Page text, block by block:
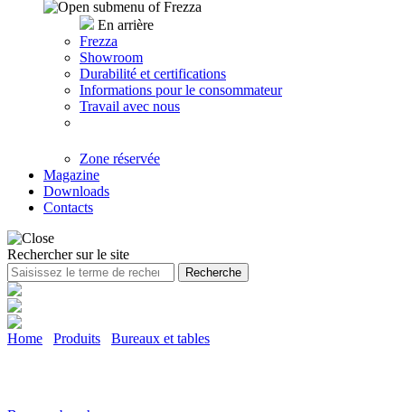
En arrière
Frezza
Showroom
Durabilité et certifications
Informations pour le consommateur
Travail avec nous
Zone réservée
Magazine
Downloads
Contacts
Rechercher sur le site
Recherche
Home Produits Bureaux et tables